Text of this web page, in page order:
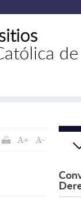
de